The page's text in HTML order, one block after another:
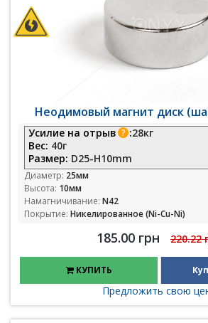
Неодимовый магнит диск
Усилие на отрыв :28кг
Вес: 40г
Размер: D25-H10mm
Диаметр: 25мм
Высота: 10мм
Намагничивание: N42
Покрытие: Никелированное (Ni-Cu-Ni)
185.00 грн 220.22
КУПИТЬ
Предложить свою